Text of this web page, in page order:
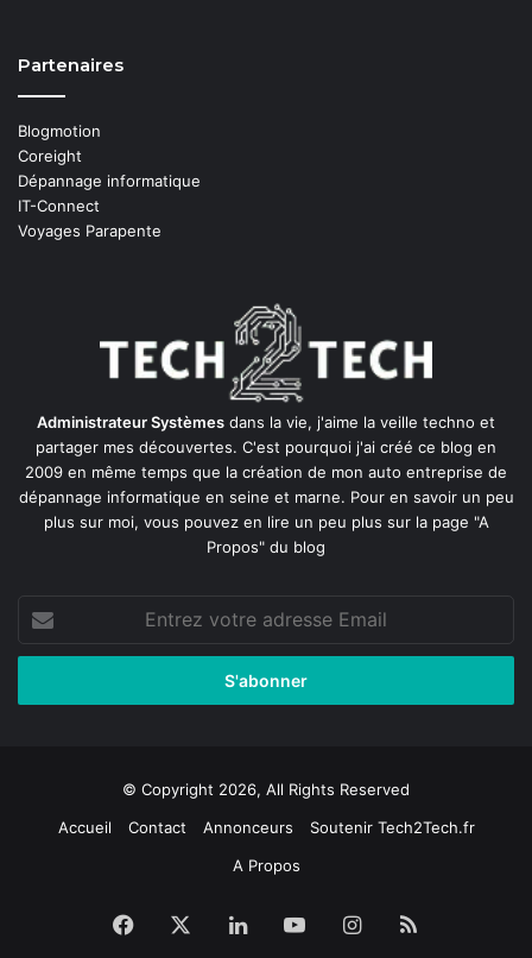
Partenaires
Blogmotion
Coreight
Dépannage informatique
IT-Connect
Voyages Parapente
Administrateur Systèmes dans la vie, j'aime la veille techno et
partager mes découvertes. C'est pourquoi j'ai créé ce blog en
2009 en même temps que la création de mon auto entreprise de
dépannage informatique en seine et marne. Pour en savoir un peu
plus sur moi, vous pouvez en lire un peu plus sur la page "A
Propos" du blog
Entrez
votre
adresse
© Copyright 2026, All Rights Reserved
Accueil
Contact Annonceurs
Soutenir Tech2Tech.fr
A Propos
Facebook LinkedinYouTubeInstagram